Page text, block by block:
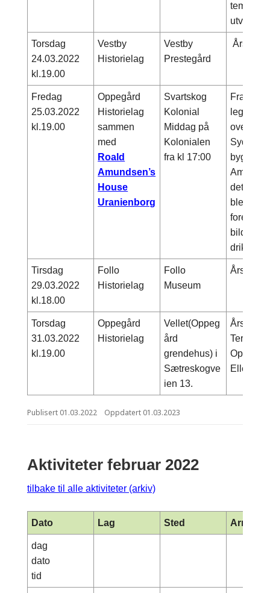
tema:
utvikling
Torsdag
24.03.2022
kl.19.00
Vestby
Historielag
Vestby
Prestegård
Årsmøte
Fredag
25.03.2022
kl.19.00
Oppegård
Historielag
sammen
med
Roald
Amundsen’s
House
Uranienborg
Svartskog
Kolonial
Middag på
Kolonialen
fra kl 17:00
bygget i
det er
ble
foredrag
bilder,
drikke!
Tirsdag
29.03.2022
kl.18.00
Follo
Historielag
Follo
Museum
Årsmøte
Torsdag
31.03.2022
kl.19.00
Oppegård
Historielag
Vellet(Oppeg
ård
grendehus) i
Sætreskogve
ien 13.
Årsmøte
Terje Ilje
Ellers
Publisert 01.03.2022 Oppdatert 01.03.2023
Aktiviteter februar 2022
tilbake til alle aktiviteter (arkiv)
Dato Lag Sted
dag
dato
tid